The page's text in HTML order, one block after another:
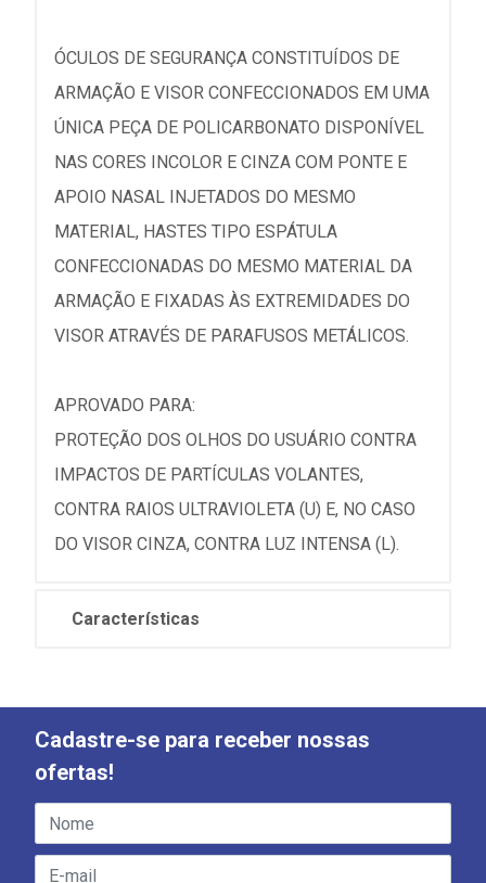
ÓCULOS DE SEGURANÇA CONSTITUÍDOS DE
ARMAÇÃO E VISOR CONFECCIONADOS EM UMA
ÚNICA PEÇA DE POLICARBONATO DISPONÍVEL
NAS CORES INCOLOR E CINZA COM PONTE E
APOIO NASAL INJETADOS DO MESMO
MATERIAL, HASTES TIPO ESPÁTULA
CONFECCIONADAS DO MESMO MATERIAL DA
ARMAÇÃO E FIXADAS ÀS EXTREMIDADES DO
VISOR ATRAVÉS DE PARAFUSOS METÁLICOS.
APROVADO PARA:
PROTEÇÃO DOS OLHOS DO USUÁRIO CONTRA
IMPACTOS DE PARTÍCULAS VOLANTES,
CONTRA RAIOS ULTRAVIOLETA (U) E, NO CASO
DO VISOR CINZA, CONTRA LUZ INTENSA (L).
Características
Cadastre-se para receber nossas
ofertas!